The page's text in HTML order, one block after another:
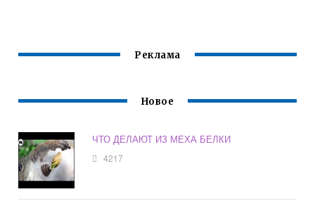
Реклама
Новое
ЧТО ДЕЛАЮТ ИЗ МЕХА БЕЛКИ
4217